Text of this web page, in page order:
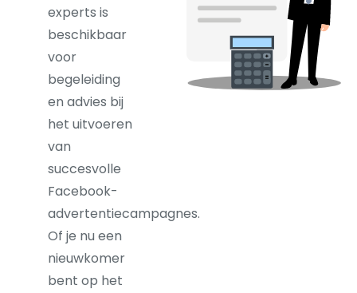
experts is
beschikbaar
voor
begeleiding
en advies bij
het uitvoeren
van
succesvolle
Facebook-
advertentiecampagnes.
Of je nu een
nieuwkomer
bent op het